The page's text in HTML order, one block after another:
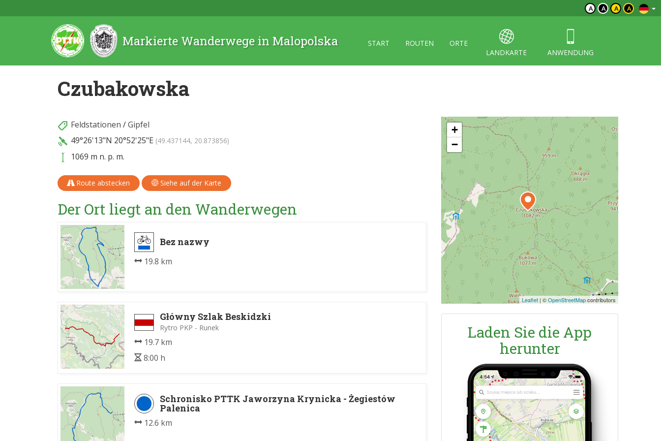
A A A A
Markierte Wanderwege in Malopolska START ROUTEN
ORTE
LANDKARTE
ANWENDUNG
Czubakowska
Feldstationen /Gipfel
49°26'13"N 20°52'25"E (49.437144, 20.873856)
1069 m n. p. m.
Route abstecken Siehe auf der Karte
Der Ort liegt an den Wanderwegen
Bez nazwy
19.8 km
Główny Szlak Beskidzki
Rytro PKP - Runek
19.7 km
8:00 h
Schronisko PTTK Jaworzyna Krynicka - Żegiestów
Palenica
12.6 km
+
−
Leaflet | ©OpenStreetMapcontributors
Laden Sie die App
herunter